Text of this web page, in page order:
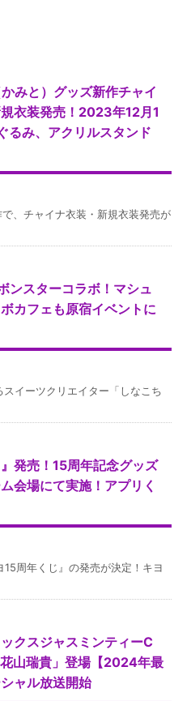
みと）グッズ新作チャイ
衣装発売！2023年12月1
るみ、アクリルスタンド
、チャイナ衣装・新規衣装発売が
ンスターコラボ！マシュ
カフェも原宿イベントに
スイーツクリエイター「しなこち
』発売！15周年記念グッズ
会場にて実施！アプリく
周年くじ』の発売が決定！キヨ
クスジャスミンティーC
山瑞貴」登場【2024年最
ャル放送開始